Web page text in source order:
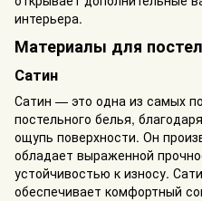
интерьера.
Материалы для
Сатин
Сатин — это одна из самых
постельного белья,
ощупь поверхности. Он
обладает выраженной
устойчивостью к износу.
обеспечивает комфортный